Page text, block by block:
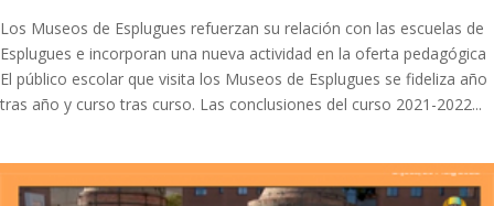
Los Museos de Esplugues refuerzan su relación con las escuelas de
Esplugues e incorporan una nueva actividad en la oferta pedagógica
El público escolar que visita los Museos de Esplugues se fideliza año
tras año y curso tras curso. Las conclusiones del curso 2021-2022...